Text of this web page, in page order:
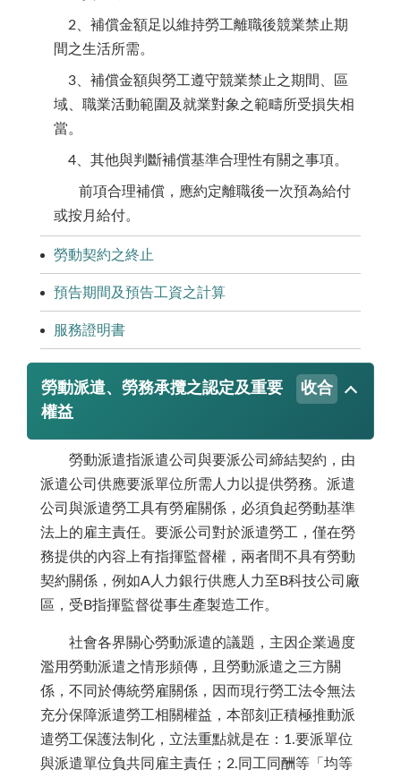
2、補償金額足以維持勞工離職後競業禁止期
間之生活所需。
3、補償金額與勞工遵守競業禁止之期間、區
域、職業活動範圍及就業對象之範疇所受損失相
當。
4、其他與判斷補償基準合理性有關之事項。
前項合理補償，應約定離職後一次預為給付
或按月給付。
勞動契約之終止
預告期間及預告工資之計算
服務證明書
勞動派遣、勞務承攬之認定及重要
權益
收合
勞動派遣指派遣公司與要派公司締結契約，由
派遣公司供應要派單位所需人力以提供勞務。派遣
公司與派遣勞工具有勞雇關係，必須負起勞動基準
法上的雇主責任。要派公司對於派遣勞工，僅在勞
務提供的內容上有指揮監督權，兩者間不具有勞動
契約關係，例如A人力銀行供應人力至B科技公司廠
區，受B指揮監督從事生產製造工作。
社會各界關心勞動派遣的議題，主因企業過度
濫用勞動派遣之情形頻傳，且勞動派遣之三方關
係，不同於傳統勞雇關係，因而現行勞工法令無法
充分保障派遣勞工相關權益，本部刻正積極推動派
遣勞工保護法制化，立法重點就是在：1.要派單位
與派遣單位負共同雇主責任；2.同工同酬等「均等